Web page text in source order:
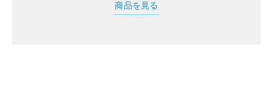
商品を見る